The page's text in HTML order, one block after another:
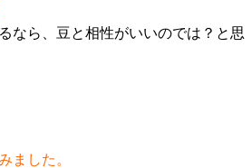
なら、豆と相性がいいのでは？と思
ました。